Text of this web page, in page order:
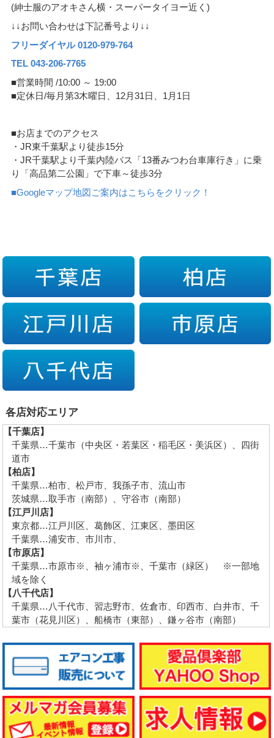
(紳士服のアオキさん横・スーパータイヨー近く)
↓↓お問い合わせは下記番号より↓↓
フリーダイヤル 0120-979-764
TEL 043-206-7765
■営業時間 /10:00 ～ 19:00
■定休日/毎月第3木曜日、12月31日、1月1日
■お店までのアクセス
・JR東千葉駅より徒歩15分
・JR千葉駅より千葉内陸バス「13番みつわ台車庫行き」に乗
り「高品第二公園」で下車～徒歩3分
■Googleマップ地図ご案内はこちらをクリック！
各店対応エリア
【千葉店】
千葉県…千葉市（中央区・若葉区・稲毛区・美浜区）、四街
道市
【柏店】
千葉県…柏市、松戸市、我孫子市、流山市
茨城県…取手市（南部）、守谷市（南部）
【江戸川店】
東京都…江戸川区、葛飾区、江東区、墨田区
千葉県…浦安市、市川市、
【市原店】
千葉県…市原市※、袖ヶ浦市※、千葉市（緑区） ※一部地
域を除く
【八千代店】
千葉県…八千代市、習志野市、佐倉市、印西市、白井市、千
葉市（花見川区）、船橋市（東部）、鎌ヶ谷市（南部）